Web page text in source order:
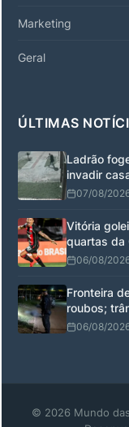
Marketing
Geral
ÚLTIMAS
Ladrão
invadir
07/08/
Vitória
quartas da
06/08/
Fronteira
roubos;
06/08/
© 2026 Mundo